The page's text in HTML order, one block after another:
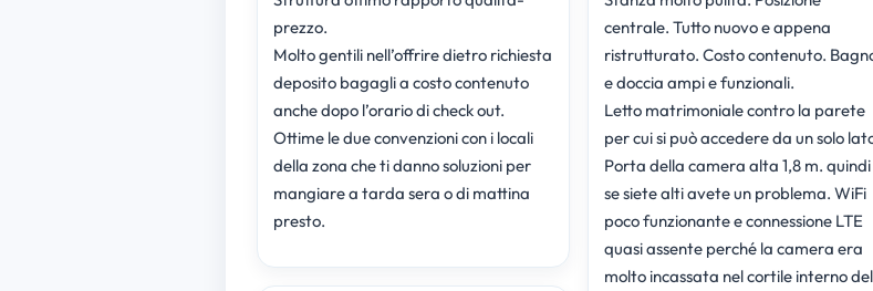
prezzo.
Molto gentili nell’offrire dietro richiesta
deposito bagagli a costo contenuto
anche dopo l’orario di check out.
Ottime le due convenzioni con i locali
della zona che ti danno soluzioni per
mangiare a tarda sera o di mattina
presto.
centrale. Tutto nuovo e appena
ristrutturato. Costo contenuto.
e doccia ampi e funzionali.
Letto matrimoniale contro la parete
per cui si può accedere da un solo
Porta della camera alta 1,8 m. quindi
se siete alti avete un problema. WiFi
poco funzionante e connessione LTE
quasi assente perché la camera era
molto incassata nel cortile interno del